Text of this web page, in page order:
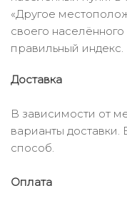
«Другое
своего
правильный индекс.
Доставка
В зависимости от
варианты
способ.
Оплата